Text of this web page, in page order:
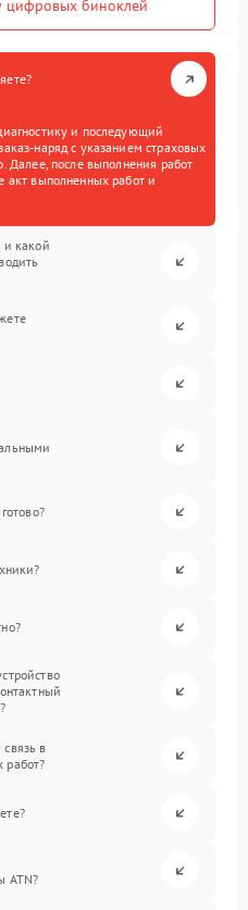
цифровых биноклей
и последующий
наряд с указанием страховых
Далее, после выполнения работ
акт выполненных работ и
и какой
в
работ?
ATN?